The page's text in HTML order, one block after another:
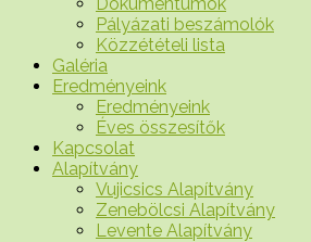
Pályázati beszámolók
Közzétételi lista
Galéria
Eredményeink
Eredményeink
Éves összesítők
Kapcsolat
Alapítvány
Vujicsics Alapítvány
Zenebölcsi Alapítvány
Levente Alapítvány